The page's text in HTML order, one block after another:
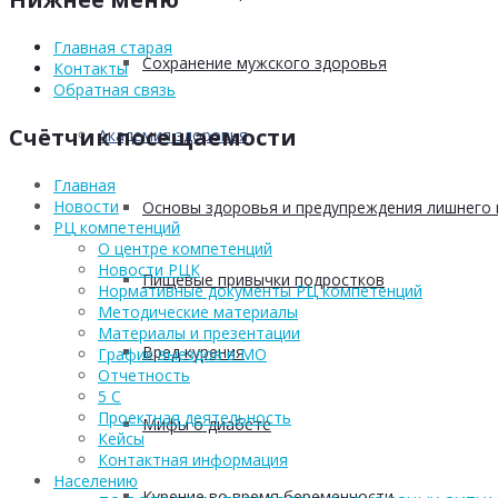
Сохранение мужского здоровья
Академия здоровья
Основы здоровья и предупреждения лишнего
Пищевые привычки подростков
Вред курения
Мифы о диабете
Главная старая
Контакты
Обратная связь
Счётчик посещаемости
Главная
Новости
РЦ компетенций
О центре компетенций
Новости РЦК
Нормативные документы РЦ компетенций
Методические материалы
Материалы и презентации
График выездов в МО
Отчетность
5 С
Проектная деятельность
Кейсы
Контактная информация
Населению